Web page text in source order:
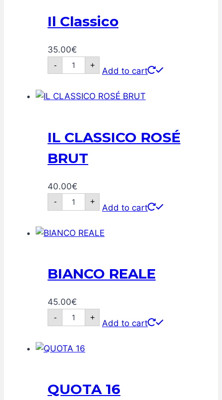
Il Classico
35.00€
-
Il
Classico
quantity
+
Add to cart
IL CLASSICO ROSÉ
BRUT
40.00€
-
IL
CLASSICO
ROSÉ
quantity
+
Add to cart
BIANCO REALE
45.00€
-
BIANCO
REALE
quantity
+
Add to cart
QUOTA 16